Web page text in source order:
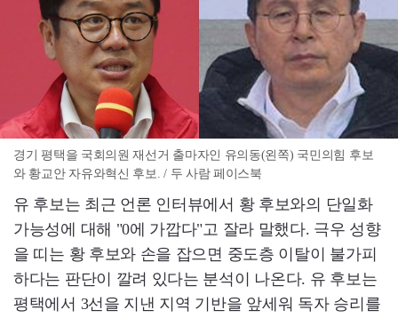
경기 평택을 국회의원 재선거 출마자인 유의동(왼쪽) 국민의힘 후보
와 황교안 자유와혁신 후보. / 두 사람 페이스북
유 후보는 최근 언론 인터뷰에서 황 후보와의 단일화
가능성에 대해 "0에 가깝다"고 잘라 말했다. 극우 성향
을 띠는 황 후보와 손을 잡으면 중도층 이탈이 불가피
하다는 판단이 깔려 있다는 분석이 나온다. 유 후보는
평택에서 3선을 지낸 지역 기반을 앞세워 독자 승리를